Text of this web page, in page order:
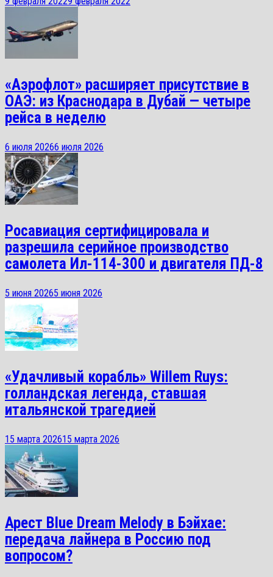
«Аэрофлот» расширяет присутствие в
ОАЭ: из Краснодара в Дубай — четыре
рейса в неделю
6 июля 20266 июля 2026
Росавиация сертифицировала и
разрешила серийное производство
самолета Ил-114-300 и двигателя ПД-8
5 июня 20265 июня 2026
«Удачливый корабль» Willem Ruys:
голландская легенда, ставшая
итальянской трагедией
15 марта 202615 марта 2026
Арест Blue Dream Melody в Бэйхае:
передача лайнера в Россию под
вопросом?